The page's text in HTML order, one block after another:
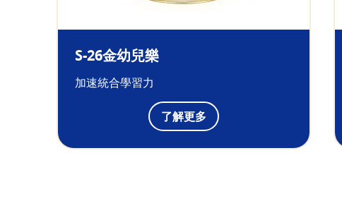
S-26金幼兒樂
加速統合學習力
了解更多